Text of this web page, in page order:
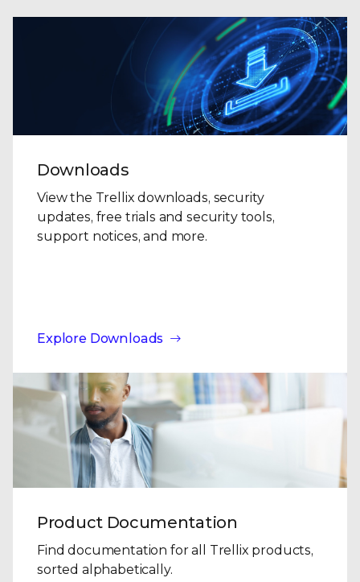
Downloads
View the Trellix downloads, security
updates, free trials and security tools,
support notices, and more.
Explore Downloads
Product Documentation
Find documentation for all Trellix products,
sorted alphabetically.